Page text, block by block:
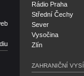
Rádio Praha
Střední Čechy
Sever
Vysočina
Zlín
ZAHRANIČNÍ